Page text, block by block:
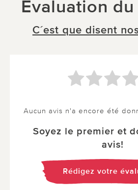
Évaluation
C´est que disent
Aucun avis n'a encore été
Soyez le premier et
avis!
Rédigez votre